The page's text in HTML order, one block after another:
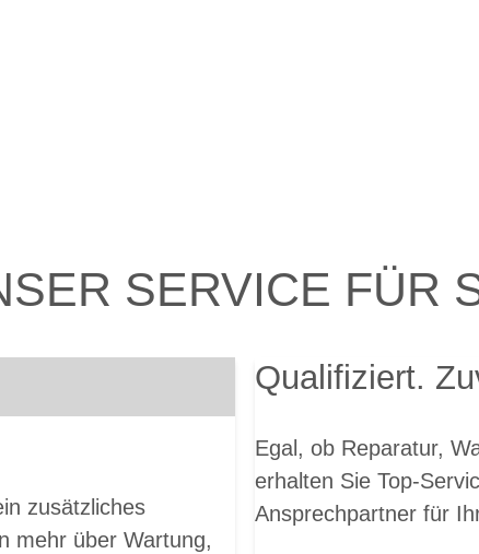
SERVICE FÜR
zusätzliches
mehr über Wartung,
Qualifiziert.
Egal, ob Reparatur,
erhalten Sie Top-
Ansprechpartner für